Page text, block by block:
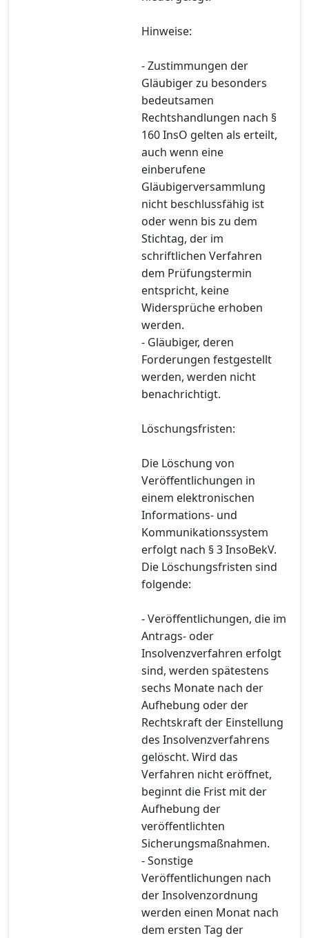
Hinweise:
- Zustimmungen der
Gläubiger zu besonders
bedeutsamen
Rechtshandlungen nach §
160 InsO gelten als erteilt,
auch wenn eine
einberufene
Gläubigerversammlung
nicht beschlussfähig ist
oder wenn bis zu dem
Stichtag, der im
schriftlichen Verfahren
dem Prüfungstermin
entspricht, keine
Widersprüche erhoben
werden.
- Gläubiger, deren
Forderungen festgestellt
werden, werden nicht
benachrichtigt.
Löschungsfristen:
Die Löschung von
Veröffentlichungen in
einem elektronischen
Informations- und
Kommunikationssystem
erfolgt nach § 3 InsoBekV.
Die Löschungsfristen sind
folgende:
- Veröffentlichungen, die im
Antrags- oder
Insolvenzverfahren erfolgt
sind, werden spätestens
sechs Monate nach der
Aufhebung oder der
Rechtskraft der Einstellung
des Insolvenzverfahrens
gelöscht. Wird das
Verfahren nicht eröffnet,
beginnt die Frist mit der
Aufhebung der
veröffentlichten
Sicherungsmaßnahmen.
- Sonstige
Veröffentlichungen nach
der Insolvenzordnung
werden einen Monat nach
dem ersten Tag der